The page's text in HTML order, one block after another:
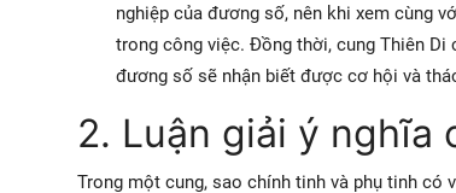
nghiệp của đương số, nên khi xem cùng
trong công việc. Đồng thời, cung Thiên Di
đương số sẽ nhận biết được cơ hội và
2. Luận giải ý nghĩa
Trong một cung, sao chính tinh và phụ tinh